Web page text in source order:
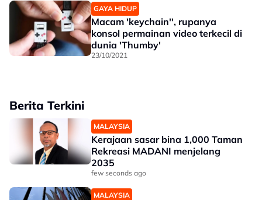
GAYA HIDUP
Macam 'keychain'', rupanya
konsol permainan video terkecil di
dunia 'Thumby'
23/10/2021
Berita Terkini
MALAYSIA
Kerajaan sasar bina 1,000 Taman
Rekreasi MADANI menjelang
2035
few seconds ago
MALAYSIA